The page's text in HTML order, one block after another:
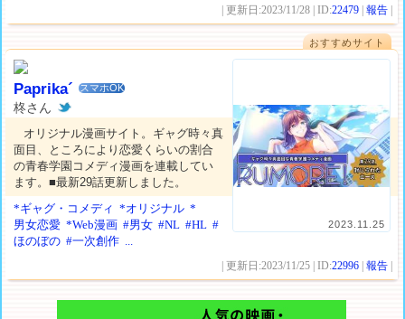
| 更新日:2023/11/28 | ID:22479 |報告
おすすめサイト
2023.11.25
Paprika´ スマホOK
柊さん
オリジナル漫画サイト。ギャグ時々真
面目、ところにより恋愛くらいの割合
の青春学園コメディ漫画を連載してい
ます。■最新29話更新しました。
*ギャグ・コメディ *オリジナル *
男女恋愛 *Web漫画 #男女 #NL #HL #
ほのぼの #一次創作 ...
| 更新日:2023/11/25 | ID:22996 |報告